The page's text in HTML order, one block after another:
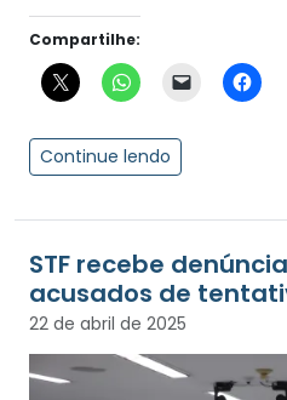
Compartilhe:
Continue lendo
STF recebe
acusados de
22 de abril de 2025